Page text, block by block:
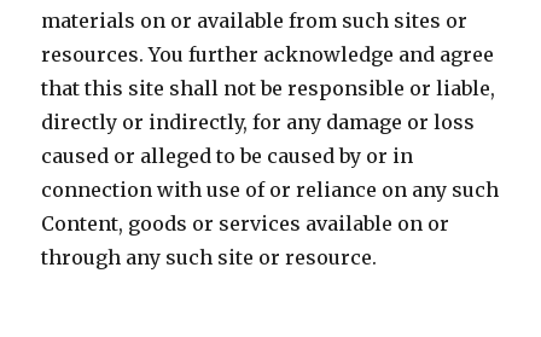
materials on or available from such sites or
resources. You further acknowledge and agree
that this site shall not be responsible or liable,
directly or indirectly, for any damage or loss
caused or alleged to be caused by or in
connection with use of or reliance on any such
Content, goods or services available on or
through any such site or resource.